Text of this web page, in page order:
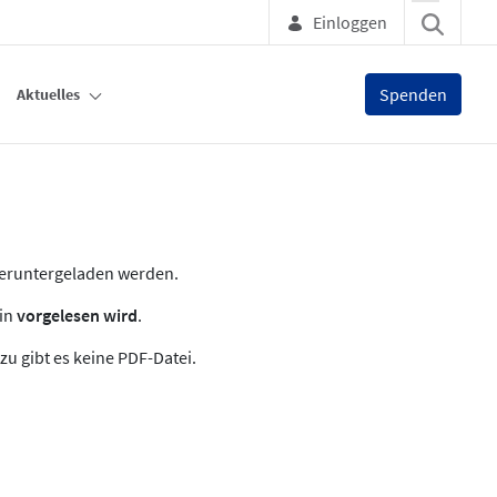
Einloggen
Aktuelles Spenden
werden.
vorgelesen wird.
gibt es keine PDF-Datei.